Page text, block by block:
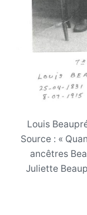
Louis
Source : «
ancêtres
Juliette